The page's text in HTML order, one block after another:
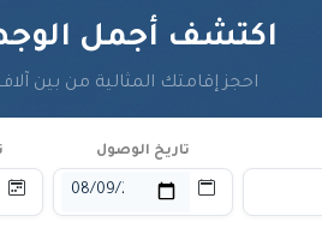
اكتشف أجمل
احجز إقامتك المثالية من بين
تاريخ الوصول